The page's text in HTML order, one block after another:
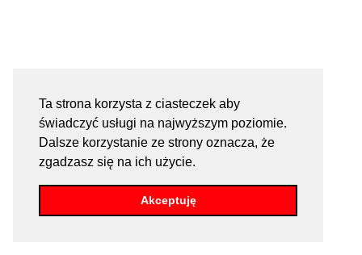
Ta strona korzysta z ciasteczek aby
świadczyć usługi na najwyższym poziomie.
Dalsze korzystanie ze strony oznacza, że
zgadzasz się na ich użycie.
Akceptuję